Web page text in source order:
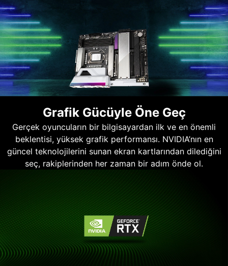
Grafik Gücüyle Öne Geç
Gerçek oyuncuların bir bilgisayardan ilk ve en önemli
beklentisi, yüksek grafik performansı. NVIDIA’nın en
güncel teknolojilerini sunan ekran kartlarından dilediğini
seç, rakiplerinden her zaman bir adım önde ol.